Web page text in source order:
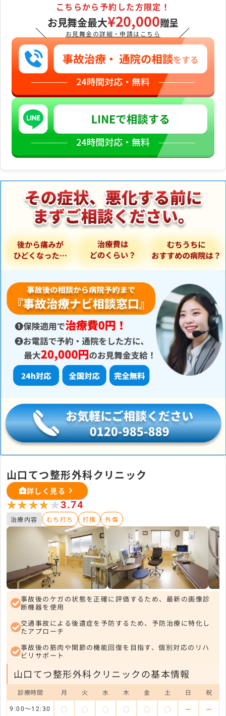
＼
こちらから予約した方限定！
お見舞金最大¥20,000贈呈
お見舞金の詳細・申請はこちら ／
山口てつ整形外科クリニック
詳しく見る
★★★★★
★★★★★3.74
治療内容 むち打ち 打撲 外傷
事故後のケガの状態を正確に評価するため、最新の画像診
断機器を使用
交通事故による後遺症を予防するため、予防治療に特化し
たアプローチ
事故後の筋肉や関節の機能回復を目指す、個別対応のリハ
ビリサポート
山口てつ整形外科クリニックの基本情報
診療時間 月 火 水 木 金 土 日 祝
9:00～12:30 ◯ ◯ ◯ ◯ ◯ ◯ ー ー